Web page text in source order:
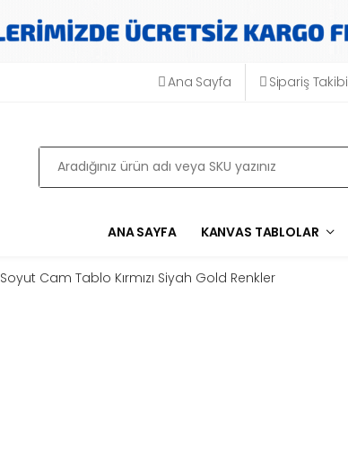
Ana Sayfa Sipariş Takibi
Ara
ANA SAYFA KANVAS TABLOLAR
Soyut Cam Tablo Kırmızı Siyah Gold Renkler